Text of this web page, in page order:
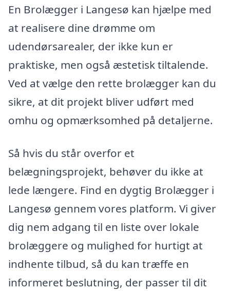
En Brolægger i Langesø kan hjælpe med
at realisere dine drømme om
udendørsarealer, der ikke kun er
praktiske, men også æstetisk tiltalende.
Ved at vælge den rette brolægger kan du
sikre, at dit projekt bliver udført med
omhu og opmærksomhed på detaljerne.
Så hvis du står overfor et
belægningsprojekt, behøver du ikke at
lede længere. Find en dygtig Brolægger i
Langesø gennem vores platform. Vi giver
dig nem adgang til en liste over lokale
brolæggere og mulighed for hurtigt at
indhente tilbud, så du kan træffe en
informeret beslutning, der passer til dit